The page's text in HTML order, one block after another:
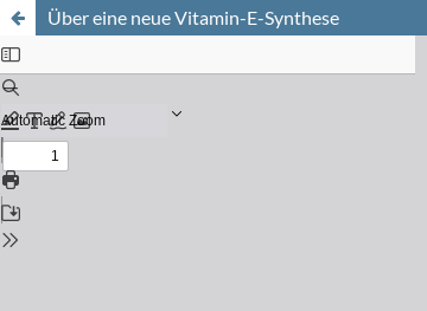
Über eine neue Vitamin-E-Synthese